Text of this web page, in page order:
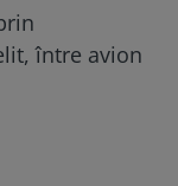
între avion